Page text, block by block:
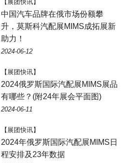
【展团快讯】
中国汽车品牌在俄市场份额攀
升，莫斯科汽配展MIMS成拓展新
助力！
2024-06-12
【展团快讯】
2024俄罗斯国际汽配展MIMS展品
有哪些？(附24年展会平面图)
2024-06-11
【展团快讯】
2024年俄罗斯国际汽配展MIMS日
程安排及23年数据